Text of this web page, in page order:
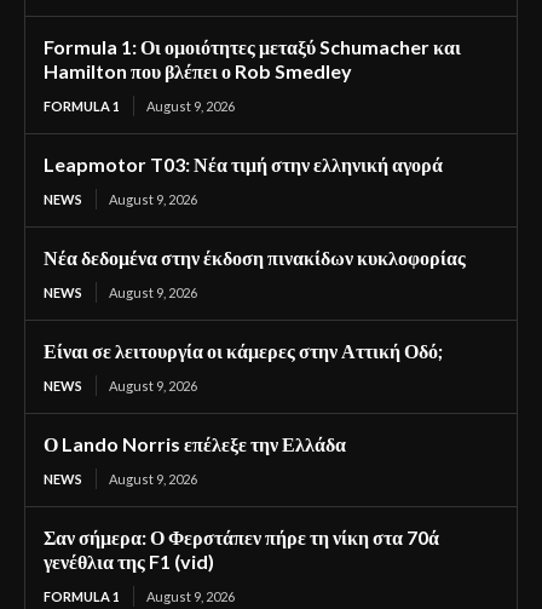
Formula 1: Οι ομοιότητες μεταξύ Schumacher και
Hamilton που βλέπει ο Rob Smedley
FORMULA 1 August 9, 2026
Leapmotor T03: Νέα τιμή στην ελληνική αγορά
NEWS August 9, 2026
Νέα δεδομένα στην έκδοση πινακίδων κυκλοφορίας
NEWS August 9, 2026
Είναι σε λειτουργία οι κάμερες στην Αττική Οδό;
NEWS August 9, 2026
Ο Lando Norris επέλεξε την Ελλάδα
NEWS August 9, 2026
Σαν σήμερα: Ο Φερστάπεν πήρε τη νίκη στα 70ά
γενέθλια της F1 (vid)
FORMULA 1 August 9, 2026